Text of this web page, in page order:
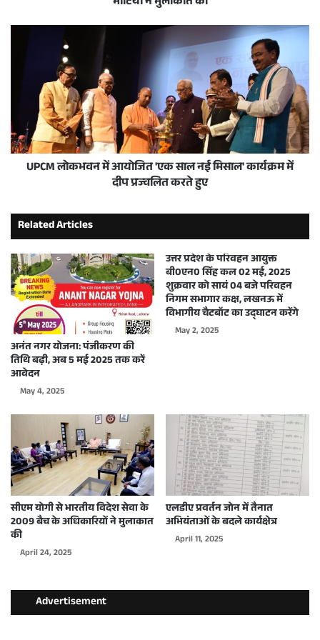
UPCM लोकभवन में आयोजित 'एक साल नई मिसाल' कार्यक्रम में
दीप प्रज्वलित करते हुए
Related Articles
अनंत नगर योजना: पंजीकरण की
तिथि बढ़ी, अब 5 मई 2025 तक करें
आवेदन
May 4, 2025
उत्तर प्रदेश के परिवहन आयुक्त
बी0एन0 सिंह कल 02 मई, 2025
शुक्रवार को सायं 04 बजे परिवहन
निगम सभागार कक्ष, लखनऊ में
विभागीय चैटबॉट का उद्घाटन करेंगे
May 2, 2025
सीएम योगी से भारतीय विदेश सेवा के
2009 बैच के अधिकारियों ने मुलाकात
की
April 24, 2025
एलडीए प्रवर्तन जोन में तैनात
अभियंताओं के बदले कार्यक्षेत्र
April 11, 2025
Advertisement